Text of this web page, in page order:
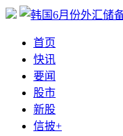
首页
快讯
要闻
股市
新股
信披+